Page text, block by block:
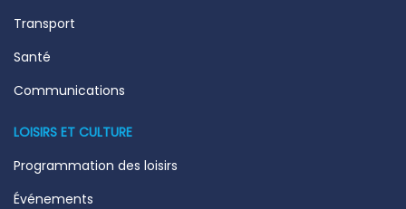
Transport
Santé
Communications
LOISIRS ET CULTURE
Programmation des loisirs
Événements